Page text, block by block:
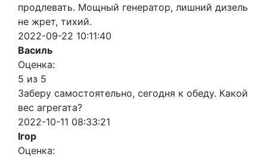
продлевать. Мощный генератор, лишний дизель
не жрет, тихий.
2022-09-22 10:11:40
Василь
Оценка:
5 из 5
Заберу самостоятельно, сегодня к обеду. Какой
вес агрегата?
2022-10-11 08:33:21
Ігор
Оценка: